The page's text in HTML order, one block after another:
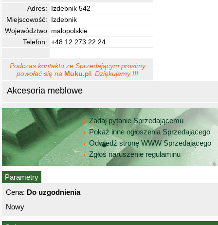
Akcesoria meblowe
Zadaj pytanie Sprzedającemu
Pokaż inne ogłoszenia Sprzedającego
Odwiedź stronę WWW Sprzedającego
Zgłoś naruszenie regulaminu
Parametry
Cena: Do uzgodnienia
Nowy
Adres:
Izdebnik 542
Miejscowość:
Izdebnik
Województwo małopolskie
Telefon: +48 12 273 22 24
Podczas kontaktu ze Sprzedającym prosimy
powołać się na Muku.pl . Dziękujemy !!!